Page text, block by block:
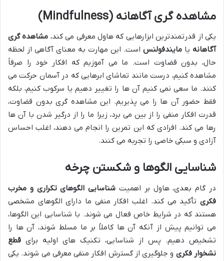
مشاهده گری آگاهانه (Mindfulness)
یکی از قدرتمندترین ابزارهایی که هاول معرفی می کند، مشاهده گری
آگاهانه یا مایندفولنس است. این مهارت به معنای آگاهی از لحظه
حال، بدون قضاوت است. ما می آموزیم که افکار خود را صرفاً
مشاهده کنیم، درست مانند تماشای ابرهایی که در آسمان حرکت می
کنند. ما سعی نمی کنیم آن ها را تغییر دهیم یا سرکوب کنیم، بلکه
فقط حضور آن ها را می پذیریم. این مشاهده گری بدون قضاوت،
قدرت افکار منفی را از بین می برد، زیرا ما را از درگیر شدن با آن ها
رها می کند. افرادی که این تمرین را انجام می دهند، اغلب احساس
آزادی و سبکی خاصی را تجربه می کنند.
شناسایی الگوها و شکستن چرخه
در گام بعدی، هاول بر اهمیت شناسایی الگوهای تکراری و مخرب
فکری تأکید می کند. اغلب افکار منفی ما دارای الگوهای مشخصی
هستند که در شرایط خاص فعال می شوند. با شناسایی این الگوها،
می توانیم پیش از آنکه آن ها کاملاً بر ما مسلط شوند، آن ها را
تشخیص دهیم. پس از شناسایی، تکنیک های اولیه برای قطع
نشخوار فکری و جلوگیری از گسترش افکار منفی معرفی می شوند. یکی